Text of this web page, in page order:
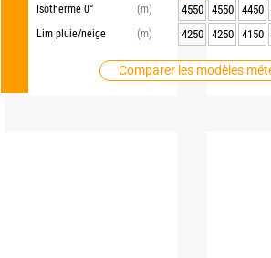
Isotherme 0°
(m)
Lim pluie/neige
(m)
Comparer les modèles
4550
4550 4450
4250
4250 4150